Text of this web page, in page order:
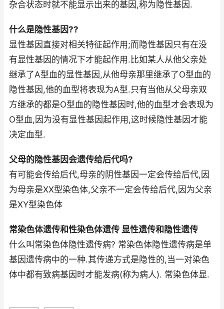
杂合状态时就不能显示出来的基因,称为隐性基因.
什么是隐性基因??
显性基因直接对相关特征起作用;而隐性基因只有在没
有显性基因的情况下才能起作用.比如某人从他父亲处
继承了A型血的显性基因,从他母亲那里继承了O型血的
隐性基因,他的血型将表现为A型.只有当他从父母亲双
方继承的都是O型血的隐性基因时,他的血型才会表现为
O型血,因为没有显性基因起作用,这时候隐性基因才能
决定血型.
父母的隐性基因会遗传给后代吗?
有可能会传给后代,母亲的阴性基因一定会传给后代,因
为母亲是XX型染色体,父亲不一定会传给后代,因为父亲
是XY型染色体
常染色体遗传和性染色体遗传 显性遗传和隐性遗传
什么叫常染色体隐性遗传病? 常染色体隐性遗传病是单
基因遗传病中的一种.其传递方式是隐性的,当一对染色
体中都有致病基因时才能发病(称为病人). 常染色体显.